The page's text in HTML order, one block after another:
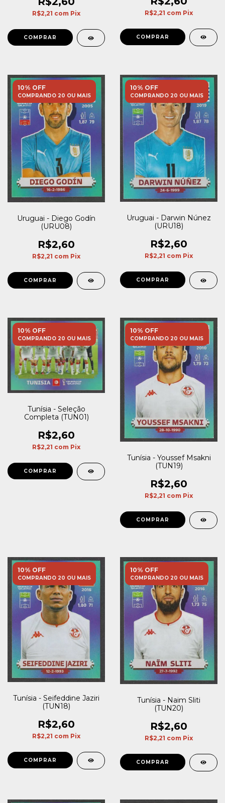
R$2,21 com Pix R$2,21 com Pix
10% OFF
COMPRANDO 20 OU MAIS
Uruguai - Diego Godín
(URU08)
R$2,60
R$2,21 com Pix
10% OFF
COMPRANDO 20 OU MAIS
Uruguai - Darwin Núnez
(URU18)
R$2,60
R$2,21 com Pix
10% OFF
COMPRANDO 20 OU MAIS
Tunísia - Seleção
Completa (TUN01)
R$2,60
R$2,21 com Pix
10% OFF
COMPRANDO 20 OU MAIS
Tunísia - Youssef Msakni
(TUN19)
R$2,60
R$2,21 com Pix
10% OFF
COMPRANDO 20 OU MAIS
Tunísia - Seifeddine Jaziri
(TUN18)
R$2,60
R$2,21 com Pix
10% OFF
COMPRANDO 20 OU MAIS
Tunísia - Naim Sliti
(TUN20)
R$2,60
R$2,21 com Pix